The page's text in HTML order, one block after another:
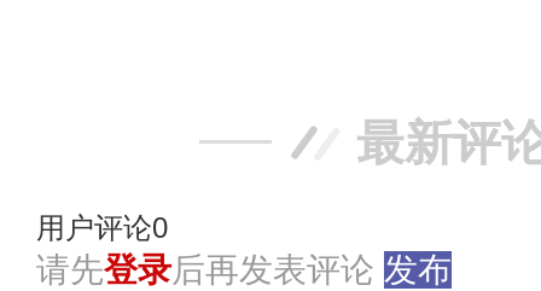
最新评
用户评论0
请先登录后再发表评论 发布